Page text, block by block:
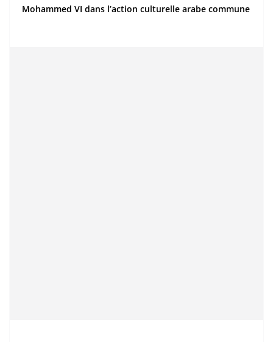
Mohammed VI dans l’action culturelle arabe commune